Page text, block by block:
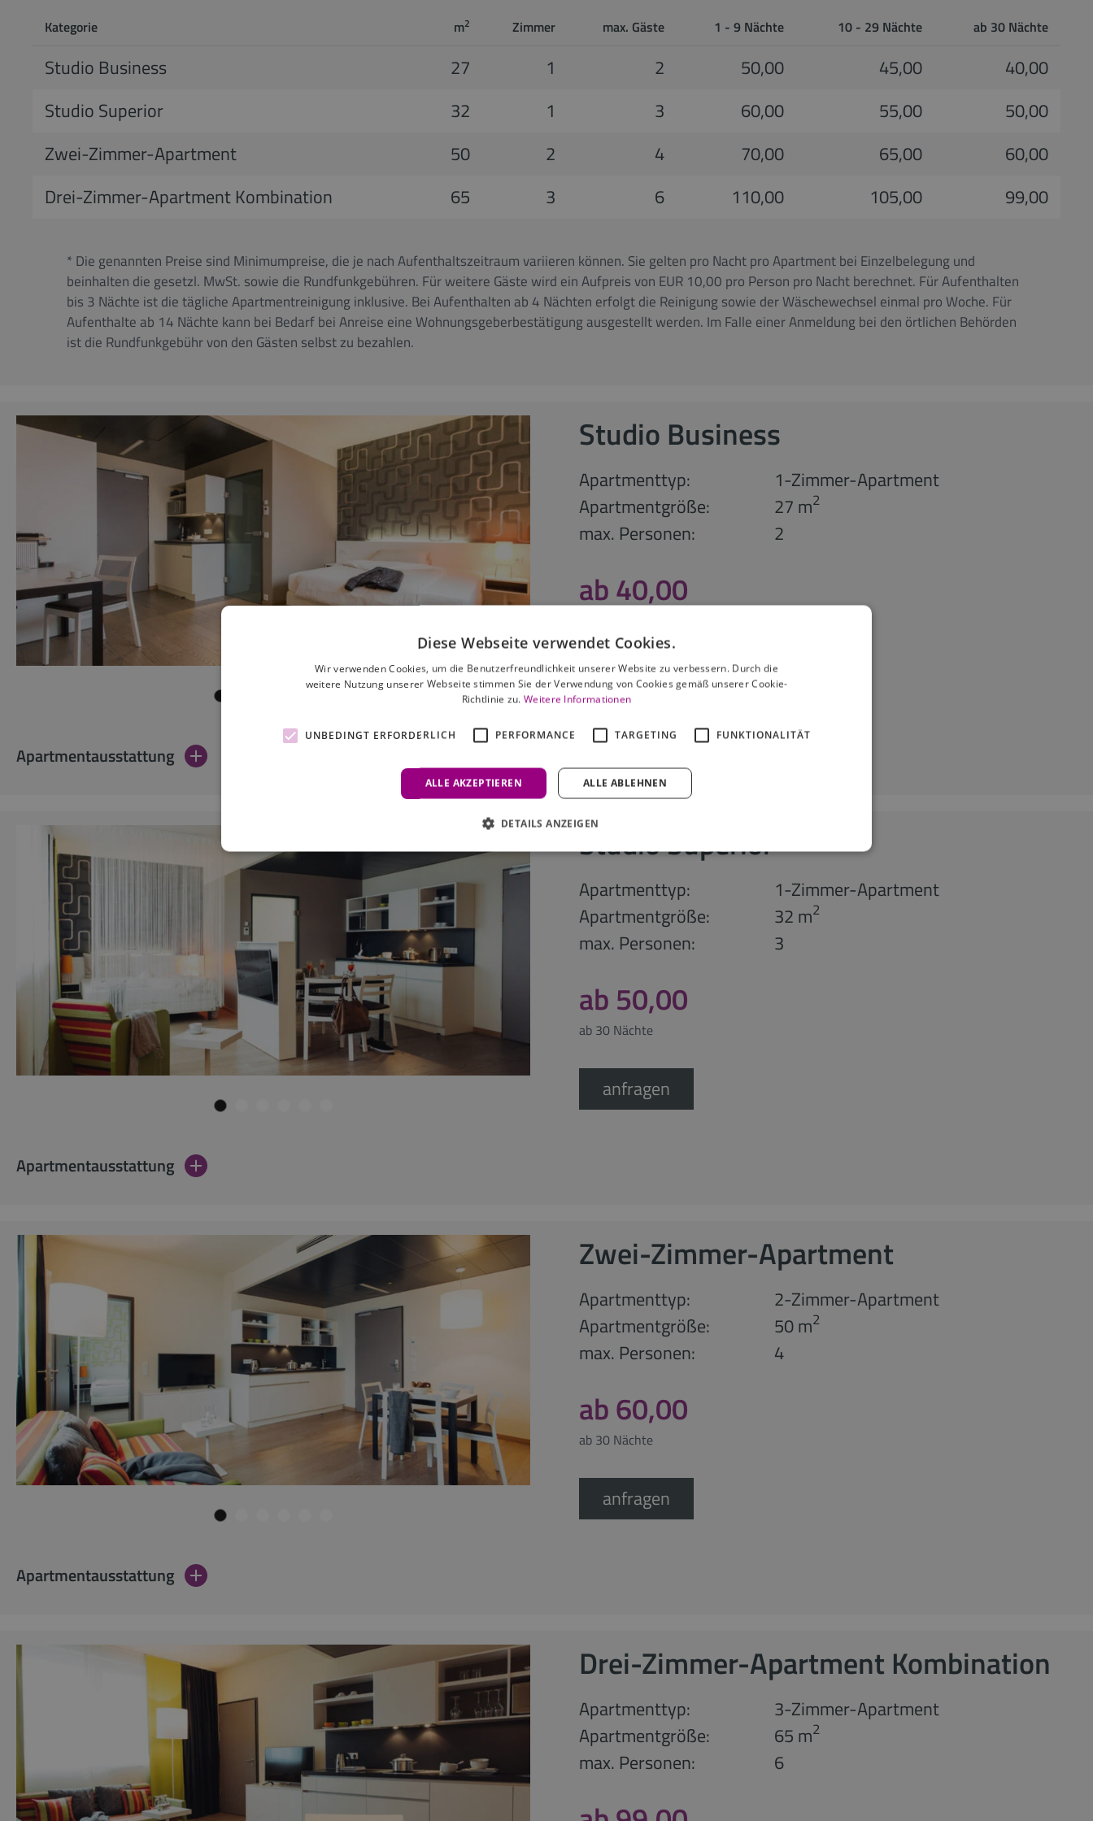
Kategorie m2 Zimmer max. Gäste 1 - 9 Nächte 10 - 29 Nächte ab 30 Nächte
Studio Business 27 1 2 50,00 45,00
40,00
Studio Superior
32 1 3 60,00 55,00
50,00
Zwei-Zimmer-Apartment
50 2 4 70,00 65,00
60,00
Drei-Zimmer-Apartment Kombination
65 3 6 110,00 105,00 99,00
* Die genannten Preise sind Minimumpreise, die je nach Aufenthaltszeitraum variieren können. Sie gelten pro Nacht pro Apartment bei Einzelbelegung und
beinhalten die gesetzl. MwSt. sowie die Rundfunkgebühren. Für weitere Gäste wird ein Aufpreis von EUR 10,00 pro Person pro Nacht berechnet. Für Aufenthalten
bis 3 Nächte ist die tägliche Apartmentreinigung inklusive. Bei Aufenthalten ab 4 Nächten erfolgt die Reinigung sowie der Wäschewechsel einmal pro Woche. Für
Aufenthalte ab 14 Nächte kann bei Bedarf bei Anreise eine Wohnungsgeberbestätigung ausgestellt werden. Im Falle einer Anmeldung bei den örtlichen Behörden
ist die Rundfunkgebühr von den Gästen selbst zu bezahlen.
Studio Business
Apartmenttyp:
1-Zimmer-Apartment
Apartmentgröße:
27 m2
max. Personen: 2
ab 40,00
anfragen
Apartmentausstattung
Studio Superior
Apartmenttyp:
1-Zimmer-Apartment
Apartmentgröße:
32 m2
max. Personen: 3
ab 50,00
ab 30 Nächte
anfragen
Apartmentausstattung
Zwei-Zimmer-Apartment
Apartmenttyp:
2-Zimmer-Apartment
Apartmentgröße:
50 m2
max. Personen: 4
ab 60,00
ab 30 Nächte
anfragen
Apartmentausstattung
Drei-Zimmer-Apartment Kombination
Apartmenttyp:
3-Zimmer-Apartment
Apartmentgröße:
65 m2
max. Personen: 6
Diese Webseite verwendet Cookies.
Wir verwenden Cookies, um die Benutzerfreundlichkeit unserer Website zu verbessern. Durch die
weitere Nutzung unserer Webseite stimmen Sie der Verwendung von Cookies gemäß unserer Cookie-
Richtlinie zu.Weitere Informationen
UNBEDINGT ERFORDERLICH PERFORMANCE TARGETING FUNKTIONALITÄT
ALLE AKZEPTIEREN ALLE ABLEHNEN
DETAILS ANZEIGEN